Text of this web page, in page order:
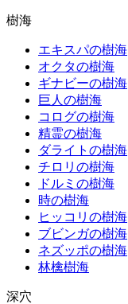
樹海
エキスパの樹海
オクタの樹海
ギナビーの樹海
巨人の樹海
コログの樹海
精霊の樹海
ダライトの樹海
チロリの樹海
ドルミの樹海
時の樹海
ヒッコリの樹海
ブビンガの樹海
ネズッポの樹海
林檎樹海
深穴